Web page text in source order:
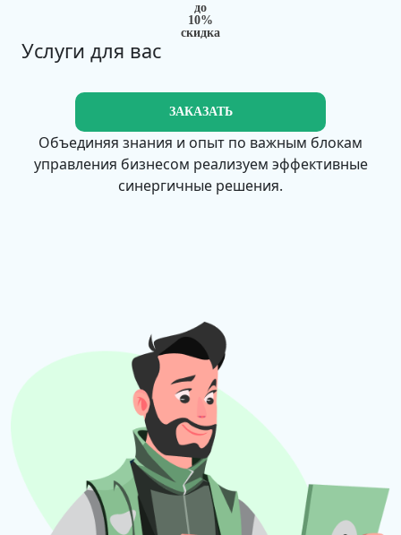
до
10%
скидка
Услуги для вас
ЗАКАЗАТЬ
Объединяя знания и опыт по важным блокам
управления бизнесом реализуем эффективные
синергичные решения.